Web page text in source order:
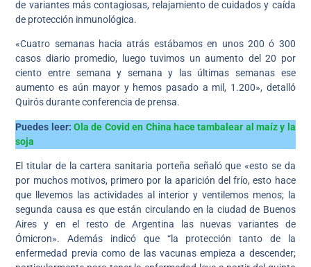
de variantes más contagiosas, relajamiento de cuidados y caída
de protección inmunológica.
«Cuatro semanas hacia atrás estábamos en unos 200 ó 300
casos diario promedio, luego tuvimos un aumento del 20 por
ciento entre semana y semana y las últimas semanas ese
aumento es aún mayor y hemos pasado a mil, 1.200», detalló
Quirós durante conferencia de prensa.
Puedes leer:Ola de Covid en China hace tambalear al maíz y la
soja
El titular de la cartera sanitaria porteña señaló que «esto se da
por muchos motivos, primero por la aparición del frío, esto hace
que llevemos las actividades al interior y ventilemos menos; la
segunda causa es que están circulando en la ciudad de Buenos
Aires y en el resto de Argentina las nuevas variantes de
Ómicron». Además indicó que “la protección tanto de la
enfermedad previa como de las vacunas empieza a descender;